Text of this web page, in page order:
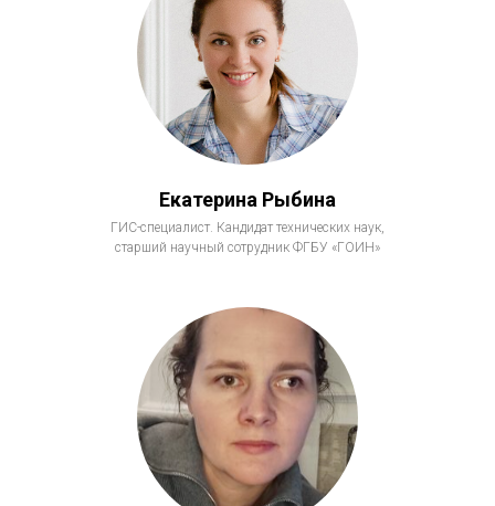
Екатерина Рыбина
ГИС-специалист. Кандидат технических наук,
старший научный сотрудник ФГБУ «ГОИН»